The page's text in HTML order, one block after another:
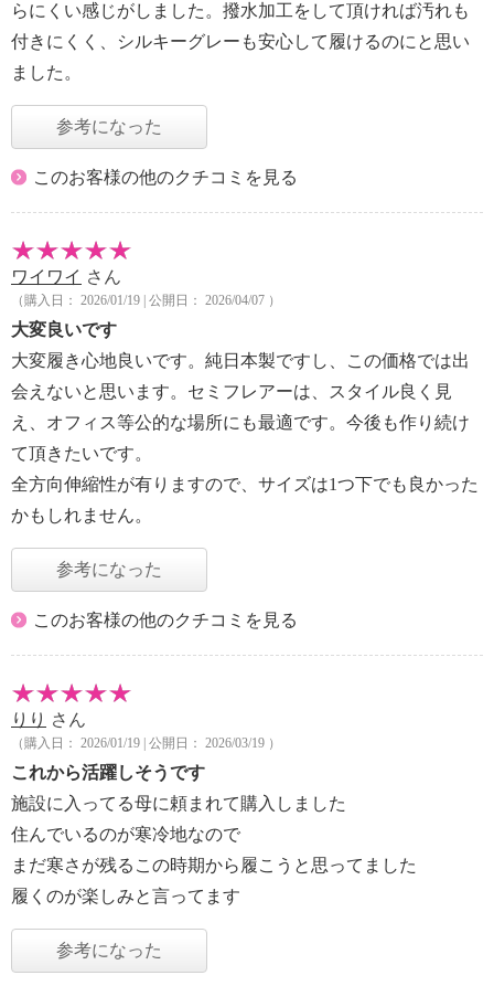
らにくい感じがしました。撥水加工をして頂ければ汚れも
付きにくく、シルキーグレーも安心して履けるのにと思い
ました。
参考になった
このお客様の他のクチコミを見る
ワイワイ さん
（購入日： 2026/01/19 | 公開日： 2026/04/07 ）
大変良いです
大変履き心地良いです。純日本製ですし、この価格では出
会えないと思います。セミフレアーは、スタイル良く見
え、オフィス等公的な場所にも最適です。今後も作り続け
て頂きたいです。
全方向伸縮性が有りますので、サイズは1つ下でも良かった
かもしれません。
参考になった
このお客様の他のクチコミを見る
りり さん
（購入日： 2026/01/19 | 公開日： 2026/03/19 ）
これから活躍しそうです
施設に入ってる母に頼まれて購入しました
住んでいるのが寒冷地なので
まだ寒さが残るこの時期から履こうと思ってました
履くのが楽しみと言ってます
参考になった